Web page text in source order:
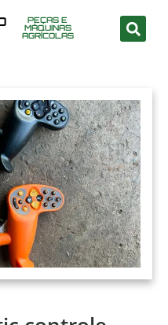
PEÇAS E
MÁQUINAS
AGRÍCOLAS